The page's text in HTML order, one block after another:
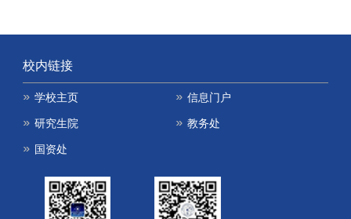
校内链接
学校主页 信息门户
研究生院 教务处
国资处